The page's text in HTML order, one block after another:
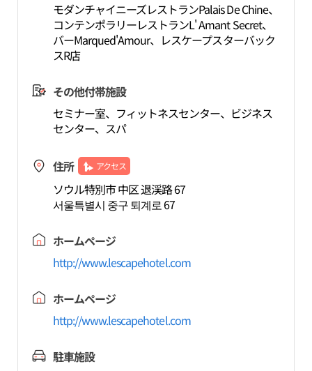
モダンチャイニーズレストランPalais De Chine、
コンテンポラリーレストランL' Amant Secret、
バーMarqued'Amour、レスケープスターバック
スR店
その他付帯施設
セミナー室、フィットネスセンター、ビジネス
センター、スパ
住所 アクセス
ソウル特別市 中区 退渓路 67
서울특별시 중구 퇴계로 67
ホームページ
http://www.lescapehotel.com
ホームページ
http://www.lescapehotel.com
駐車施設